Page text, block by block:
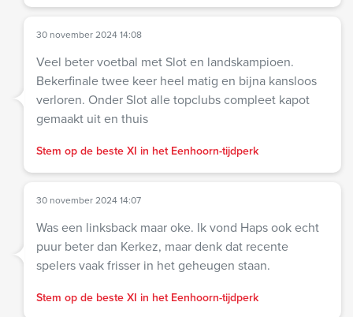
30 november 2024 14:08
Veel beter voetbal met Slot en landskampioen.
Bekerfinale twee keer heel matig en bijna kansloos
verloren. Onder Slot alle topclubs compleet kapot
gemaakt uit en thuis
Stem op de beste XI in het Eenhoorn-tijdperk
30 november 2024 14:07
Was een linksback maar oke. Ik vond Haps ook echt
puur beter dan Kerkez, maar denk dat recente
spelers vaak frisser in het geheugen staan.
Stem op de beste XI in het Eenhoorn-tijdperk